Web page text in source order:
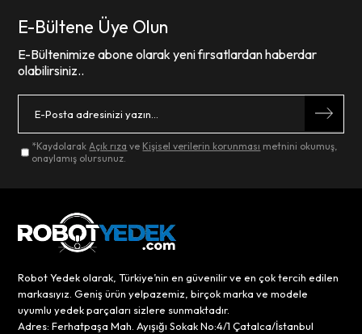
E-Bültene Üye Olun
E-Bültenimize abone olarak yeni fırsatlardan haberdar
olabilirsiniz..
*KaydolarakAçık rıza ve Kişisel verilerin korunması metnini okumuş,
onaylamış olursunuz.
Robot Yedek olarak, Türkiye’nin en güvenilir ve en çok tercih edilen
markasıyız. Geniş ürün yelpazemiz, birçok marka ve modele
uyumlu yedek parçaları sizlere sunmaktadır.
Adres: Ferhatpaşa Mah. Ayışığı Sokak No:4/1 Çatalca/İstanbul